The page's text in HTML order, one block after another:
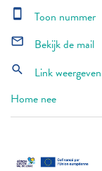
smartphone Toon nummer
mail_outline Bekijk de mail
search
Link weergeven
Home nee